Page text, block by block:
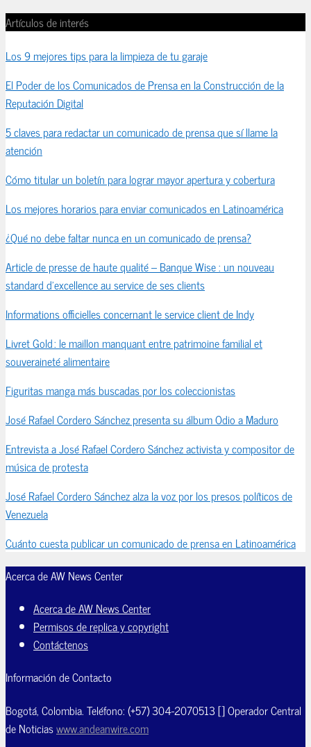
Artículos de interés
Los 9 mejores tips para la limpieza de tu garaje
El Poder de los Comunicados de Prensa en la Construcción de la
Reputación Digital
5 claves para redactar un comunicado de prensa que sí llame la
atención
Cómo titular un boletín para lograr mayor apertura y cobertura
Los mejores horarios para enviar comunicados en Latinoamérica
¿Qué no debe faltar nunca en un comunicado de prensa?
Article de presse de haute qualité – Banque Wise : un nouveau
standard d’excellence au service de ses clients
Informations officielles concernant le service client de Indy
Livret Gold : le maillon manquant entre patrimoine familial et
souveraineté alimentaire
Figuritas manga más buscadas por los coleccionistas
José Rafael Cordero Sánchez presenta su álbum Odio a Maduro
Entrevista a José Rafael Cordero Sánchez activista y compositor de
música de protesta
José Rafael Cordero Sánchez alza la voz por los presos políticos de
Venezuela
Cuánto cuesta publicar un comunicado de prensa en Latinoamérica
Acerca de AW News Center
Acerca de AW News Center
Permisos de replica y copyright
Contáctenos
Información de Contacto
Bogotá, Colombia. Teléfono: (+57) 304-2070513 [] Operador Central
de Noticiaswww.andeanwire.com